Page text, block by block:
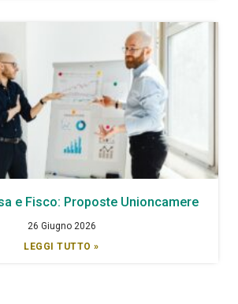
e Fisco: Proposte Unioncamere
26 Giugno 2026
LEGGI TUTTO »